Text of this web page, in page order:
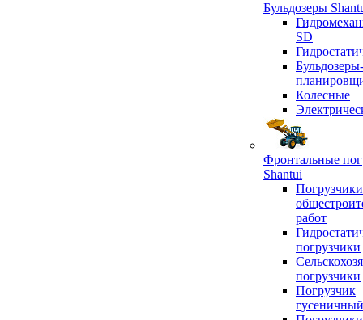
Бульдозеры
SD
Бульдозеры-
Колесные
Фронтальные
Shantui
работ
погрузчики
погрузчики
Погрузчик
гусеничный